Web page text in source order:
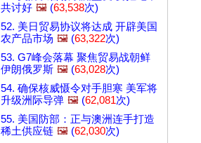
共讨好 🖼️ (63,538次)
52. 美日贸易协议将达成 开辟美国
农产品市场 🖼️ (63,322次)
53. G7峰会落幕 聚焦贸易战朝鲜
伊朗俄罗斯 🖼️ (63,028次)
54. 确保核威慑令对手胆寒 美军将
升级洲际导弹 🖼️ (62,081次)
55. 美国防部：正与澳洲连手打造
稀土供应链 🖼️ (62,030次)